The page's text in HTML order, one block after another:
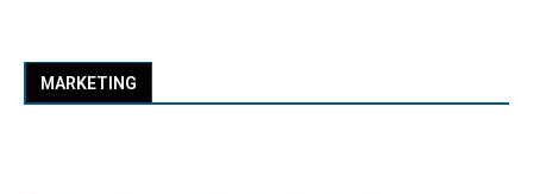
MARKETING